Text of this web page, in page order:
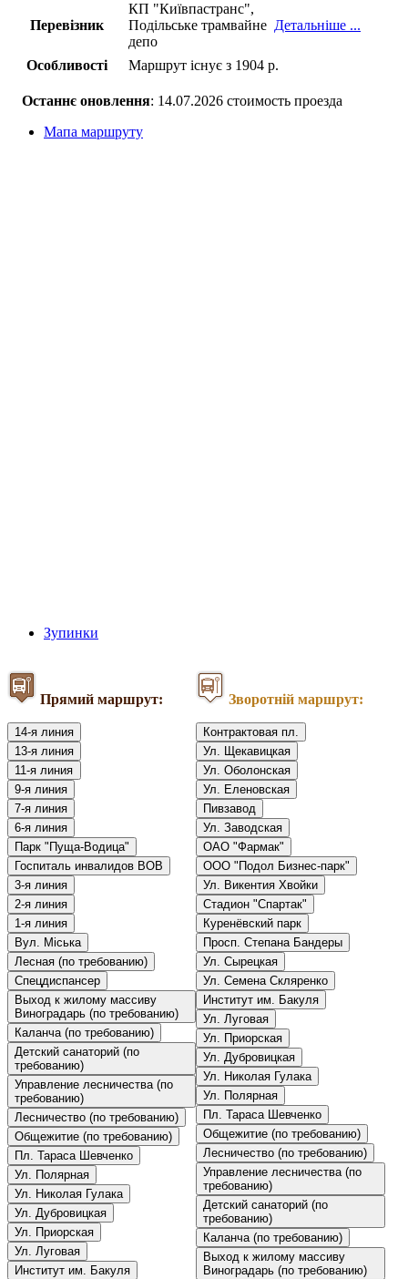
Перевізник
КП "Київпастранс",
Подільське трамвайне
депо
Детальніше ...
Особливості Маршрут існує з 1904 р.
Останнє оновлення: 14.07.2026 стоимость проезда
Мапа маршруту
Зупинки
Прямий маршрут:
14-я линия
13-я линия
11-я линия
9-я линия
7-я линия
6-я линия
Парк "Пуща-Водица"
Госпиталь инвалидов ВОВ
3-я линия
2-я линия
1-я линия
Вул. Міська
Лесная (по требованию)
Спецдиспансер
Выход к жилому массиву
Виноградарь (по требованию)
Каланча (по требованию)
Детский санаторий (по
требованию)
Управление лесничества (по
требованию)
Лесничество (по требованию)
Общежитие (по требованию)
Пл. Тараса Шевченко
Ул. Полярная
Ул. Николая Гулака
Ул. Дубровицкая
Ул. Приорская
Ул. Луговая
Институт им. Бакуля
Зворотній маршрут:
Контрактовая пл.
Ул. Щекавицкая
Ул. Оболонская
Ул. Еленовская
Пивзавод
Ул. Заводская
ОАО "Фармак"
ООО "Подол Бизнес-парк"
Ул. Викентия Хвойки
Стадион "Спартак"
Куренёвский парк
Просп. Степана Бандеры
Ул. Сырецкая
Ул. Семена Скляренко
Институт им. Бакуля
Ул. Луговая
Ул. Приорская
Ул. Дубровицкая
Ул. Николая Гулака
Ул. Полярная
Пл. Тараса Шевченко
Общежитие (по требованию)
Лесничество (по требованию)
Управление лесничества (по
требованию)
Детский санаторий (по
требованию)
Каланча (по требованию)
Выход к жилому массиву
Виноградарь (по требованию)